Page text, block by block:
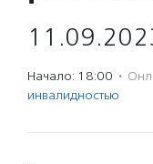
Начало: 18:00 ·
инвалидностью